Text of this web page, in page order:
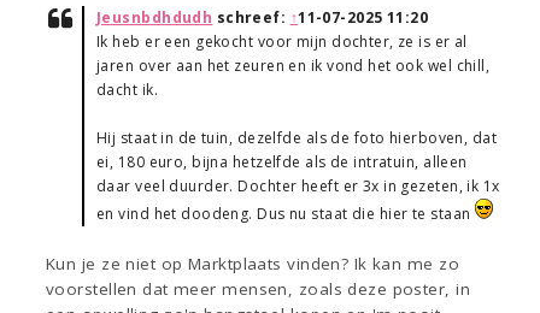
Jeusnbdhdudh schreef: ↑11-07-2025 11:20
Ik heb er een gekocht voor mijn dochter, ze is er al
jaren over aan het zeuren en ik vond het ook wel chill,
dacht ik.
Hij staat in de tuin, dezelfde als de foto hierboven, dat
ei, 180 euro, bijna hetzelfde als de intratuin, alleen
daar veel duurder. Dochter heeft er 3x in gezeten, ik 1x
en vind het doodeng. Dus nu staat die hier te staan
Kun je ze niet op Marktplaats vinden? Ik kan me zo
voorstellen dat meer mensen, zoals deze poster, in